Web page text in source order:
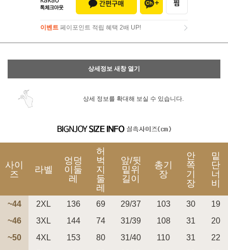
이벤트 페이포인트 적립 혜택 2배 UP!
이벤트페이포인트 적립 혜택 2배 UP!
상세정보 새창 열기
상세 정보를 확대해 보실 수 있습니다.
사이
즈
라벨
엉덩
이둘
레
허
벅
지
둘
레
앞/뒷
밑위
길이
총기
장
안
쪽
기
장
밑
단
너
비
~44 2XL 136 69 29/37 103 30
19
~46
3XL 144 74 31/39 108 31
20
~50
4XL 153 80 31/40 110 31
22